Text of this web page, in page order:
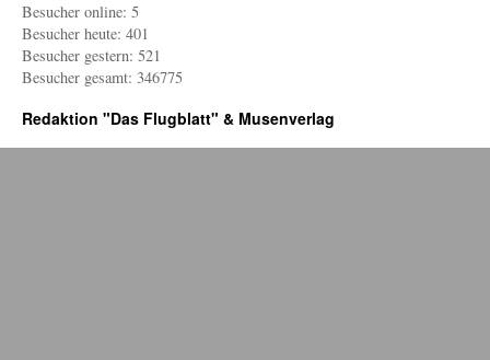
Besucher online: 5
Besucher heute: 401
Besucher gestern: 521
Besucher gesamt: 346775
Redaktion "Das Flugblatt" & Musenverlag